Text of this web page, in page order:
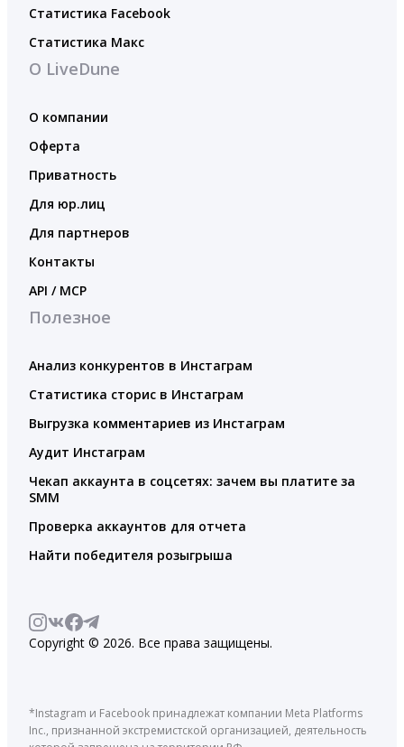
Статистика Facebook
Статистика Макс
О LiveDune
О компании
Оферта
Приватность
Для юр.лиц
Для партнеров
Контакты
API / MCP
Полезное
Анализ конкурентов в Инстаграм
Статистика сторис в Инстаграм
Выгрузка комментариев из Инстаграм
Аудит Инстаграм
Чекап аккаунта в соцсетях: зачем вы платите за
SMM
Проверка аккаунтов для отчета
Найти победителя розыгрыша
Copyright © 2026. Все права защищены.
*Instagram и Facebook принадлежат компании Meta Platforms
Inc., признанной экстремистской организацией, деятельность